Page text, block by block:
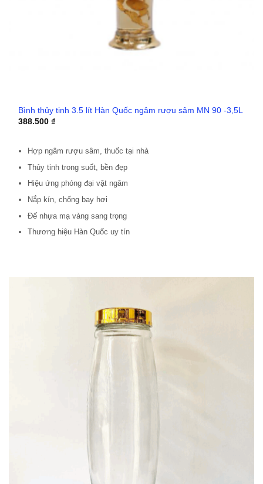
Bình thủy tinh 3.5 lít Hàn Quốc ngâm rượu sâm MN 90 -3,5L
388.500₫
Hợp ngâm rượu sâm, thuốc tại nhà
Thủy tinh trong suốt, bền đẹp
Hiệu ứng phóng đại vật ngâm
Nắp kín, chống bay hơi
Đế nhựa mạ vàng sang trọng
Thương hiệu Hàn Quốc uy tín